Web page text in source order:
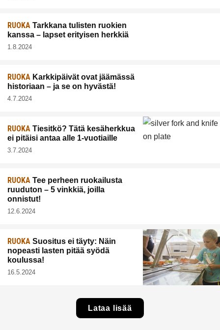
RUOKA Tarkkana tulisten ruokien
kanssa – lapset erityisen herkkiä
1.8.2024
RUOKA Karkkipäivät ovat jäämässä
historiaan – ja se on hyvästä!
4.7.2024
RUOKA Tiesitkö? Tätä kesäherkkua
ei pitäisi antaa alle 1-vuotiaille
3.7.2024
RUOKA Tee perheen ruokailusta
ruuduton – 5 vinkkiä, joilla
onnistut!
12.6.2024
RUOKA Suositus ei täyty: Näin
nopeasti lasten pitää syödä
koulussa!
16.5.2024
Lataa lisää